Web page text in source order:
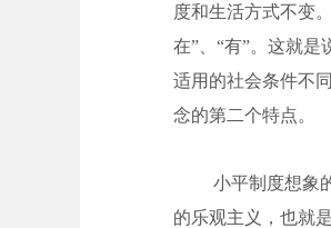
度和生活方式不变
在”、“有”。这就
适用的社会条件不
念的第二个特点。
小平制度想象
的乐观主义，也就